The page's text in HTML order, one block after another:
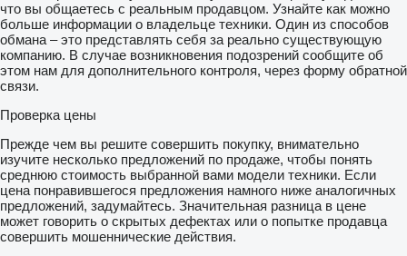
что вы общаетесь с реальным продавцом. Узнайте как можно
больше информации о владельце техники. Один из способов
обмана – это представлять себя за реально существующую
компанию. В случае возникновения подозрений сообщите об
этом нам для дополнительного контроля, через форму обратной
связи.
Проверка цены
Прежде чем вы решите совершить покупку, внимательно
изучите несколько предложений по продаже, чтобы понять
среднюю стоимость выбранной вами модели техники. Если
цена понравившегося предложения намного ниже аналогичных
предложений, задумайтесь. Значительная разница в цене
может говорить о скрытых дефектах или о попытке продавца
совершить мошеннические действия.